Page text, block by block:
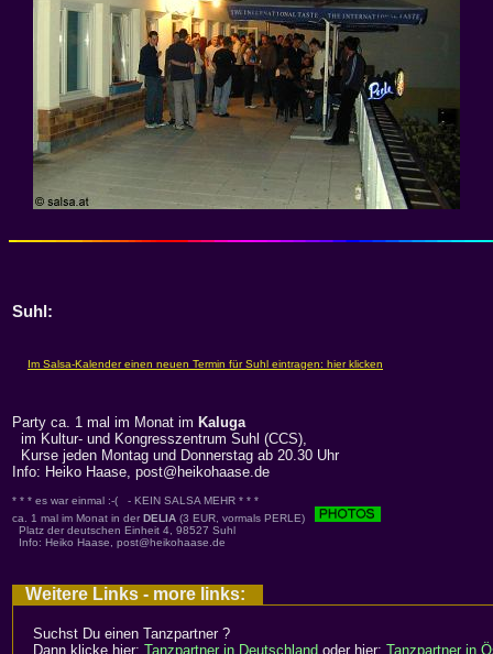
Suhl:
Party ca. 1 mal im Monat im Kaluga
im Kultur- und Kongresszentrum Suhl (CCS),
Kurse jeden Montag und Donnerstag ab 20.30 Uhr
Info: Heiko Haase, post@heikohaase.de
* * * es war einmal :-( - KEIN SALSA MEHR * * *
ca. 1 mal im Monat in der DELIA (3 EUR, vormals PERLE)
Platz der deutschen Einheit 4, 98527 Suhl
Info: Heiko Haase, post@heikohaase.de
Weitere Links - more links:
Suchst Du einen Tanzpartner ?
Dann klicke hier: Tanzpartner in Deutschland oder hier: Tanzpartner in